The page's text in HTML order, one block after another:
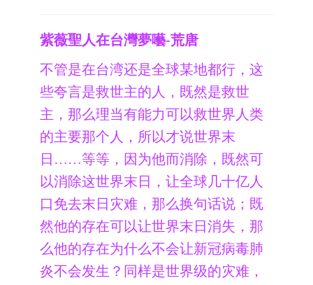
紫薇聖人在台灣夢囈-荒唐
不管是在台湾还是全球某地都行，这
些夸言是救世主的人，既然是救世
主，那么理当有能力可以救世界人类
的主要那个人，所以才说世界末
日……等等，因为他而消除，既然可
以消除这世界末日，让全球几十亿人
口免去末日灾难，那么换句话说；既
然他的存在可以让世界末日消失，那
么他的存在为什么不会让新冠病毒肺
炎不会发生？同样是世界级的灾难，